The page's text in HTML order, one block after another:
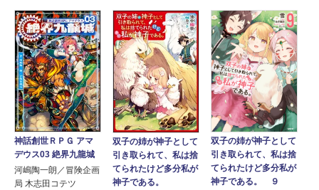
神話創世ＲＰＧ アマ
デウス03 絶界九龍城
河嶋陶一朗／冒険企画
局 木志田コテツ
双子の姉が神子として
引き取られて、私は捨
てられたけど多分私が
神子である。
双子の姉が神子として
引き取られて、私は捨
てられたけど多分私が
神子である。 ９